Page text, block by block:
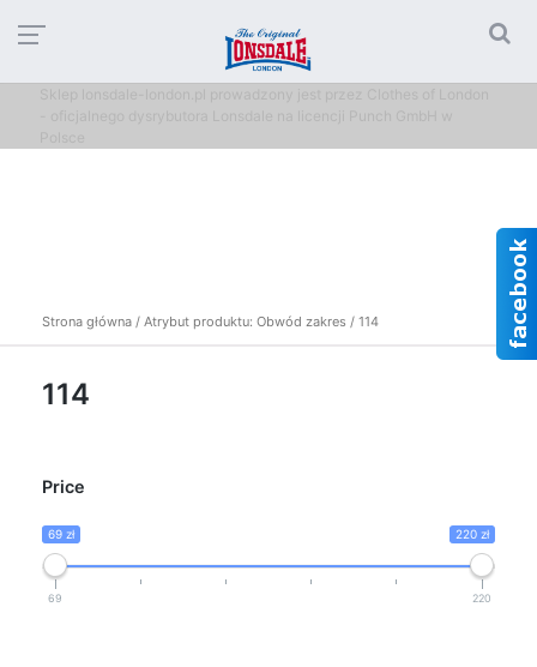
Strona główna / Atrybut produktu: Obwód zakres / 114
114
Price
69 zł 220 zł
69 220